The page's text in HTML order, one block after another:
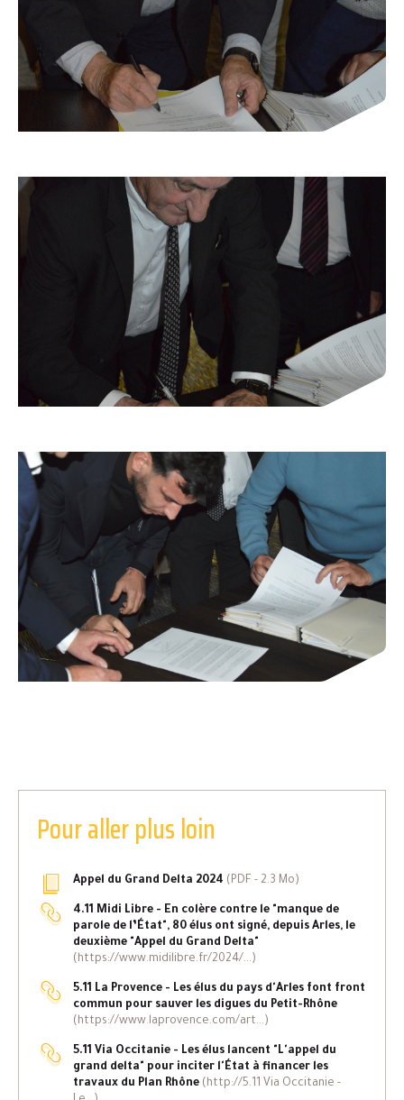
Pour aller plus loin
Appel du Grand Delta 2024 (PDF - 2.3 Mo)
4.11 Midi Libre - En colère contre le "manque de
parole de l’État", 80 élus ont signé, depuis Arles, le
deuxième "Appel du Grand Delta"
(https://www.midilibre.fr/2024/...)
5.11 La Provence - Les élus du pays d'Arles font front
commun pour sauver les digues du Petit-Rhône
(https://www.laprovence.com/art...)
5.11 Via Occitanie - Les élus lancent "L'appel du
grand delta" pour inciter l'État à financer les
travaux du Plan Rhône (http://5.11 Via Occitanie -